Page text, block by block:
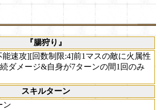
『腸狩り』
速攻][回数制限:4]前1マスの敵に火属性
ダメージ&自身が7ターンの間1回のみ
スキルターン
ン